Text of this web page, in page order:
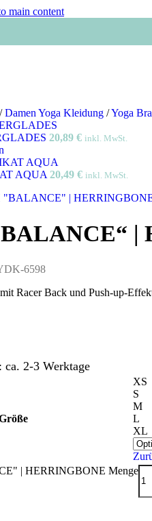
main content
/ Damen Yoga Kleidung /Yoga
20,89 € inkl. MwSt.
AQUA 20,49 € inkl. MwSt.
|
6598
Racer Back und Push-up-
2-3 Werktage
XS
S
M
L
XL
| HERRINGBONE Menge